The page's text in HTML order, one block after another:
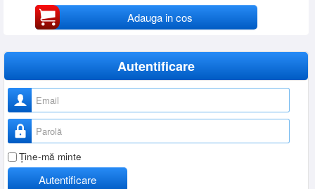
Adauga in cos
Autentificare
Nume utilizator
Parolă
Ţine-mă minte
Autentificare